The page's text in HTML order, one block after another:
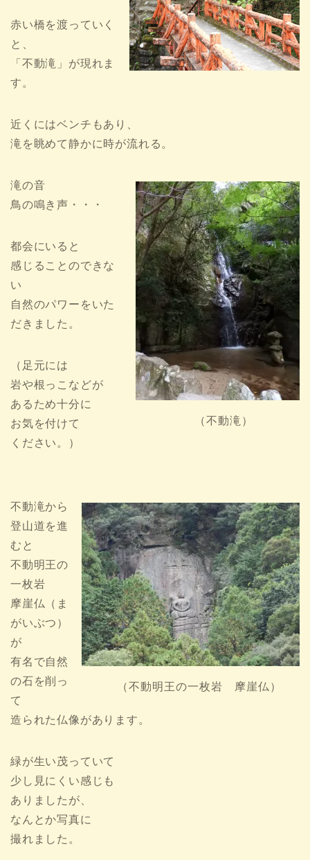
赤い橋を渡っていく
と、
「不動滝」が現れま
す。
近くにはベンチもあり、
滝を眺めて静かに時が流れる。
（不動滝）
滝の音
鳥の鳴き声・・・
都会にいると
感じることのできな
い
自然のパワーをいた
だきました。
（足元には
岩や根っこなどが
あるため十分に
お気を付けて
ください。）
（不動明王の一枚岩 摩崖仏）
不動滝から
登山道を進
むと
不動明王の
一枚岩
摩崖仏（ま
がいぶつ）
が
有名で自然
の石を削っ
て
造られた仏像があります。
緑が生い茂っていて
少し見にくい感じも
ありましたが、
なんとか写真に
撮れました。